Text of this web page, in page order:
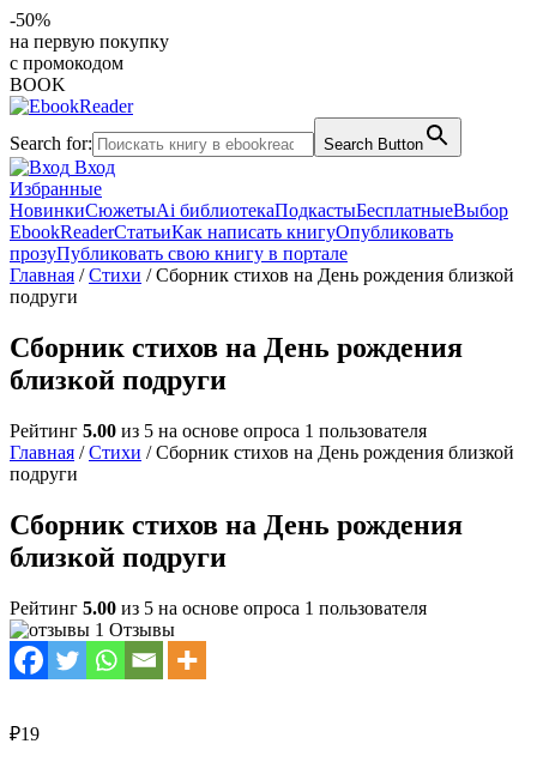
-50%
на первую покупку
с промокодом
BOOK
Search for: Search Button
Вход
Избранные
НовинкиСюжетыAi библиотекаПодкастыБесплатныеВыбор
EbookReaderСтатьиКак написать книгуОпубликовать
прозуПубликовать свою книгу в портале
Главная /Стихи / Сборник стихов на День рождения близкой
подруги
Сборник стихов на День рождения
близкой подруги
Рейтинг 5.00 из 5 на основе опроса 1 пользователя
Главная /Стихи / Сборник стихов на День рождения близкой
подруги
Сборник стихов на День рождения
близкой подруги
Рейтинг 5.00 из 5 на основе опроса 1 пользователя
1 Отзывы
₽19